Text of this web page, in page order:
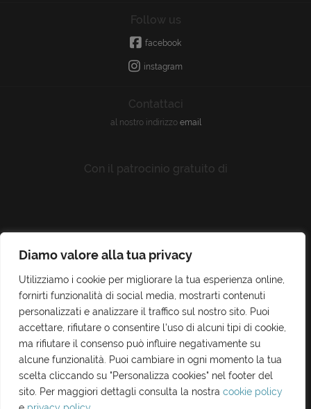
Diamo valore alla tua privacy
Utilizziamo i cookie per migliorare la tua esperienza online,
fornirti funzionalità di social media, mostrarti contenuti
personalizzati e analizzare il traffico sul nostro sito. Puoi
accettare, rifiutare o consentire l'uso di alcuni tipi di cookie,
ma rifiutare il consenso può influire negativamente su
alcune funzionalità. Puoi cambiare in ogni momento la tua
scelta cliccando su "Personalizza cookies" nel footer del
sito. Per maggiori dettagli consulta la nostra cookie policy
Follow us
facebook
instagram
Contattaci
al nostro indirizzo email
Con il patrocinio gratuito di
su concessione dell'Ass. BB CC e I.S. - Autorizzazione del Parco Archeologico e Paesaggistico della Valle dei
Templi di Agrigento